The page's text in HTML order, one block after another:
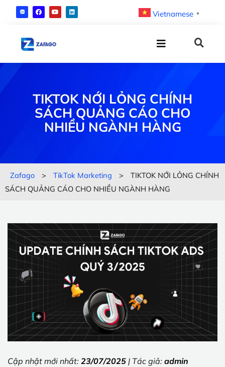
Vietnamese ▼
TIKTOK NỚI LỎNG CHÍNH
SÁCH QUẢNG CÁO CHO
NHIỀU NGÀNH HÀNG
Zafago > TikTok Marketing >
TIKTOK NỚI LỎNG CHÍNH
SÁCH QUẢNG CÁO CHO NHIỀU NGÀNH HÀNG
Cập nhật mới nhất: 23/07/2025 | Tác giả: admin